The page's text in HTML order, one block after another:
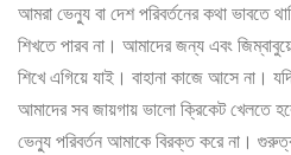
আমরা ভেন্যু বা দেশ পরিবর্তনের কথা ভাবতে
শিখতে পারব না। আমাদের জন্য এবং
শিখে এগিয়ে যাই। বাহানা কাজে আসে না।
আমাদের সব জায়গায় ভালো ক্রিকেট খেলতে
ভেন্যু পরিবর্তন আমাকে বিরক্ত করে না।